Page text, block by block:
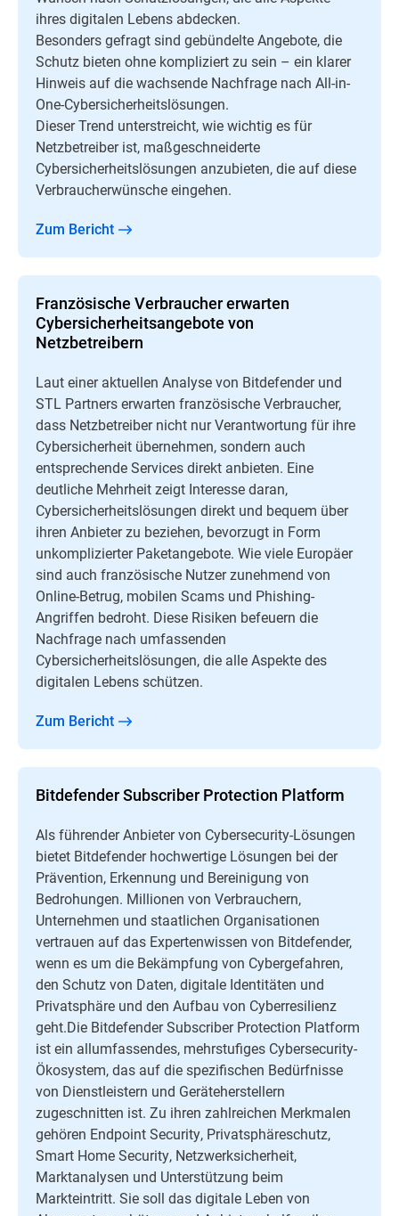
ihres digitalen Lebens abdecken.
Besonders gefragt sind gebündelte Angebote, die
Schutz bieten ohne kompliziert zu sein – ein klarer
Hinweis auf die wachsende Nachfrage nach All-in-
One-Cybersicherheitslösungen.
Dieser Trend unterstreicht, wie wichtig es für
Netzbetreiber ist, maßgeschneiderte
Cybersicherheitslösungen anzubieten, die auf diese
Verbraucherwünsche eingehen.
Zum Bericht
Französische Verbraucher erwarten
Cybersicherheitsangebote von
Netzbetreibern
Laut einer aktuellen Analyse von Bitdefender und
STL Partners erwarten französische Verbraucher,
dass Netzbetreiber nicht nur Verantwortung für ihre
Cybersicherheit übernehmen, sondern auch
entsprechende Services direkt anbieten. Eine
deutliche Mehrheit zeigt Interesse daran,
Cybersicherheitslösungen direkt und bequem über
ihren Anbieter zu beziehen, bevorzugt in Form
unkomplizierter Paketangebote. Wie viele Europäer
sind auch französische Nutzer zunehmend von
Online-Betrug, mobilen Scams und Phishing-
Angriffen bedroht. Diese Risiken befeuern die
Nachfrage nach umfassenden
Cybersicherheitslösungen, die alle Aspekte des
digitalen Lebens schützen.
Zum Bericht
Bitdefender Subscriber Protection Platform
Als führender Anbieter von Cybersecurity-Lösungen
bietet Bitdefender hochwertige Lösungen bei der
Prävention, Erkennung und Bereinigung von
Bedrohungen. Millionen von Verbrauchern,
Unternehmen und staatlichen Organisationen
vertrauen auf das Expertenwissen von Bitdefender,
wenn es um die Bekämpfung von Cybergefahren,
den Schutz von Daten, digitale Identitäten und
Privatsphäre und den Aufbau von Cyberresilienz
geht.Die Bitdefender Subscriber Protection Platform
ist ein allumfassendes, mehrstufiges Cybersecurity-
Ökosystem, das auf die spezifischen Bedürfnisse
von Dienstleistern und Geräteherstellern
zugeschnitten ist. Zu ihren zahlreichen Merkmalen
gehören Endpoint Security, Privatsphäreschutz,
Smart Home Security, Netzwerksicherheit,
Marktanalysen und Unterstützung beim
Markteintritt. Sie soll das digitale Leben von